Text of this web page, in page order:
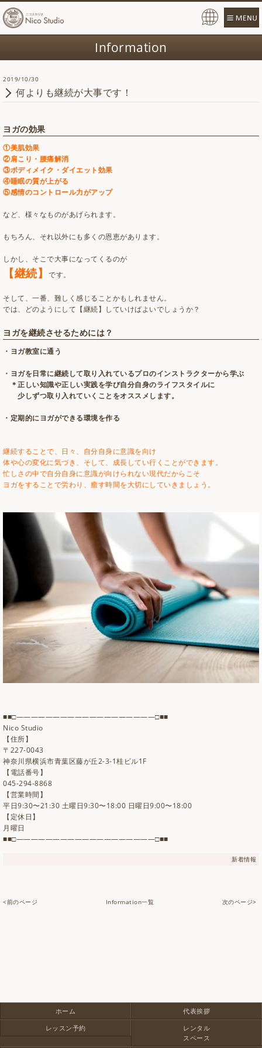
Information
2019/10/30
何よりも継続が大事です！
ヨガの効果
①美肌効果
②肩こり・腰痛解消
③ボディメイク・ダイエット効果
④睡眠の質が上がる
⑤感情のコントロール力がアップ
など、様々なものがあげられます。
もちろん、それ以外にも多くの恩恵があります。
しかし、そこで大事になってくるのが
【継続】 です。
そして、一番、難しく感じることかもしれません。
では、どのようにして【継続】していけばよいでしょうか？
ヨガを継続させるためには？
・ヨガ教室に通う
・ヨガを日常に継続して取り入れているプロのインストラクターから学ぶ
＊正しい知識や正しい実践を学び自分自身のライフスタイルに
少しずつ取り入れていくことをオススメします。
・定期的にヨガができる環境を作る
継続することで、日々、自分自身に意識を向け
体や心の変化に気づき、そして、成長してい行くことができます。
忙しさの中で自分自身に意識が向けられない現代だからこそ
ヨガをすることで労わり、癒す時間を大切にしていきましょう。
■■□―――――――――――――――――――□■■
Nico Studio
【住所】
〒227-0043
神奈川県横浜市青葉区藤が丘2-3-1桂ビル1F
【電話番号】
045-294-8868
【営業時間】
平日9:30〜21:30 土曜日9:30〜18:00 日曜日9:00〜18:00
【定休日】
月曜日
■■□―――――――――――――――――――□■■
新着情報
<前のページ Information一覧 次のページ>
ホーム
代表挨拶
レッスン予約
レンタル
スペース